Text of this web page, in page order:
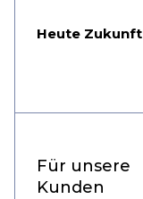
Heute
Für unsere
Kunden